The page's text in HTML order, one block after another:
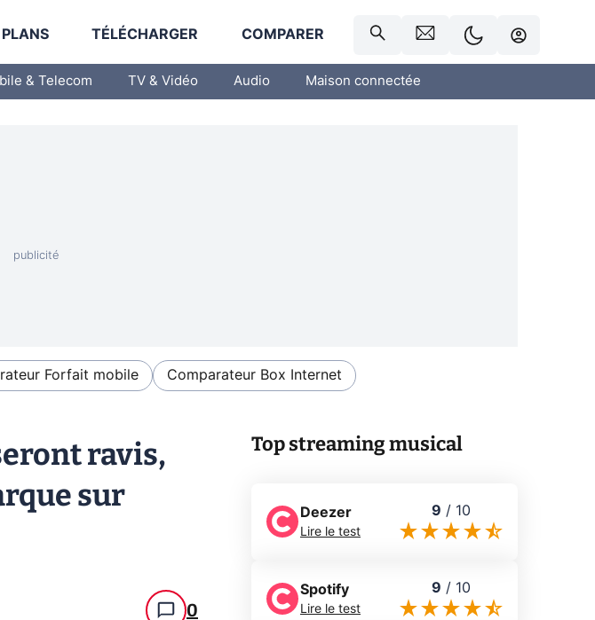
PLANS TÉLÉCHARGER COMPARER
& Telecom TV & Vidéo Audio Maison connectée
Forfait mobile Comparateur Box Internet
ravis,
sur
0
Top streaming musical
Deezer
Lire le test
9 / 10
Spotify
Lire le test
9 / 10